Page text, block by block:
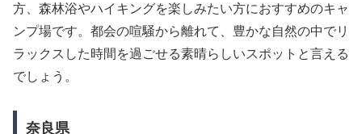
方、森林浴やハイキングを楽しみたい方におすすめのキャ
ンプ場です。都会の喧騒から離れて、豊かな自然の中でリ
ラックスした時間を過ごせる素晴らしいスポットと言える
でしょう。
奈良県